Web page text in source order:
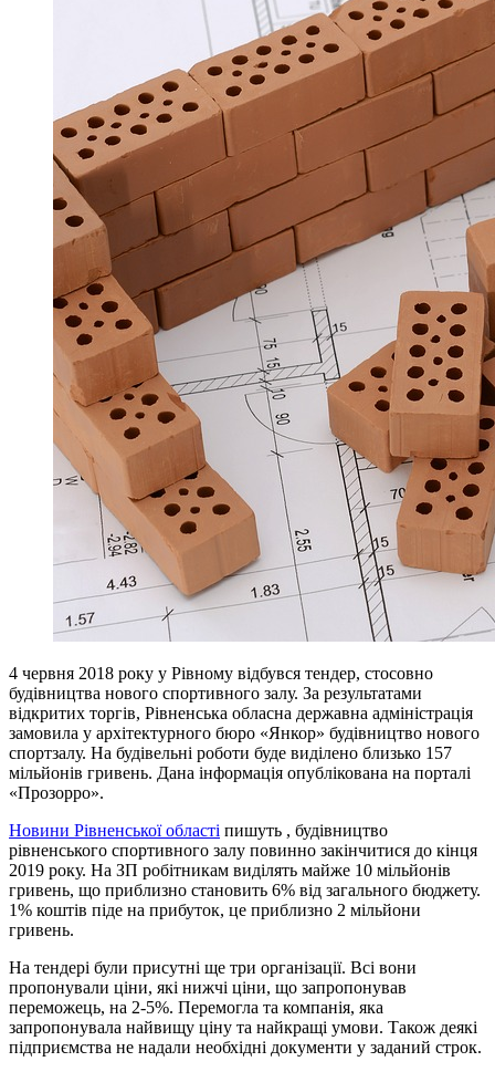
4 червня 2018 року у Рівному відбувся тендер, стосовно
будівництва нового спортивного залу. За результатами
відкритих торгів, Рівненська обласна державна адміністрація
замовила у архітектурного бюро «Янкор» будівництво нового
спортзалу. На будівельні роботи буде виділено близько 157
мільйонів гривень. Дана інформація опублікована на порталі
«Прозорро».
Новини Рівненської області пишуть , будівництво
рівненського спортивного залу повинно закінчитися до кінця
2019 року. На ЗП робітникам виділять майже 10 мільйонів
гривень, що приблизно становить 6% від загального бюджету.
1% коштів піде на прибуток, це приблизно 2 мільйони
гривень.
На тендері були присутні ще три організації. Всі вони
пропонували ціни, які нижчі ціни, що запропонував
переможець, на 2-5%. Перемогла та компанія, яка
запропонувала найвищу ціну та найкращі умови. Також деякі
підприємства не надали необхідні документи у заданий строк.